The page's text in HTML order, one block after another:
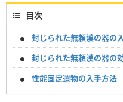
目次
封じられた無頼漢の器の
封じられた無頼漢の器の
性能固定遺物の入手方法